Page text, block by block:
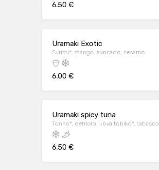
6.50 €
Uramaki Exotic
Surimi*, mango, avocado, sesamo
6.00 €
Uramaki spicy tuna
Tonno*, cetriolo, uova tobiko*, tabasco
6.50 €